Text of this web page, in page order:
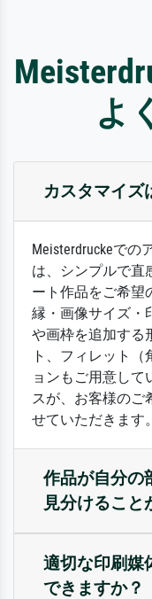
よ
カスタマイズ
Meisterdruckeでの
は、シンプルで直
ート作品をご希望
縁・画像サイズ・
や画枠を追加する
ト、フィレット
ョンもご用意し
スが、お客様のご
せていただきます。
作品が自分の
見分けること
適切な印刷媒
できますか？